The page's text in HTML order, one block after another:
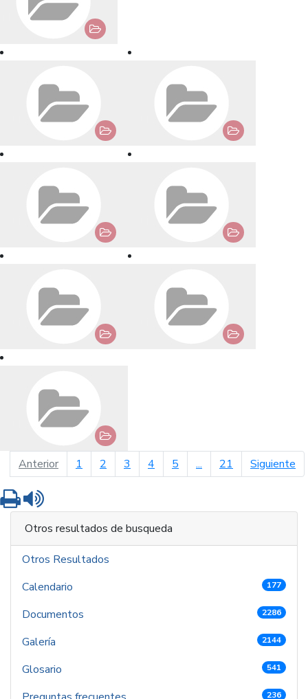
Anteriorpágina anterior
1 2 3 4 5 ... 21 Siguiente
Imprimir
Otros resultados de busqueda
Otros Resultados
Calendario
177
Documentos 2286
Galería 2144
Glosario 541
236